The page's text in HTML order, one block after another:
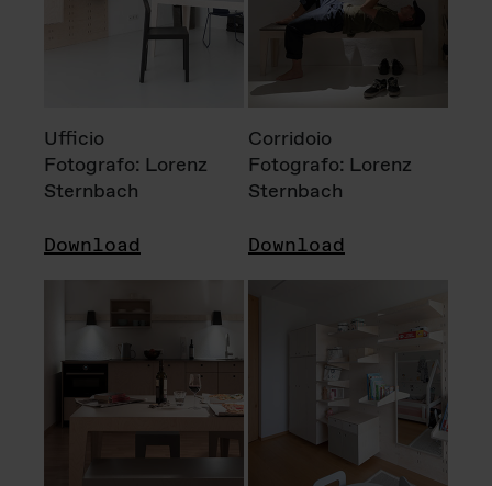
Ufficio
Fotografo: Lorenz
Sternbach
Download
Corridoio
Fotografo: Lorenz
Sternbach
Download